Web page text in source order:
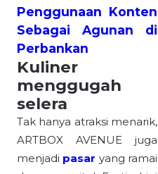
Penggunaan Konten
Sebagai Agunan di
Perbankan
Kuliner
menggugah
selera
Tak hanya atraksi menarik,
ARTBOX AVENUE juga
menjadi pasar yang ramai